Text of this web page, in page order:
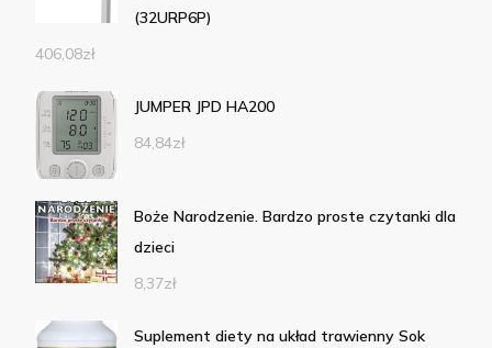
(32URP6P)
406,08zł
JUMPER JPD HA200
84,84zł
Boże Narodzenie. Bardzo proste czytanki dla
dzieci
8,37zł
Suplement diety na układ trawienny Sok